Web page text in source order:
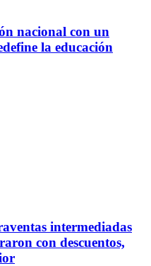
nacional con un
la educación
intermediadas
con descuentos,